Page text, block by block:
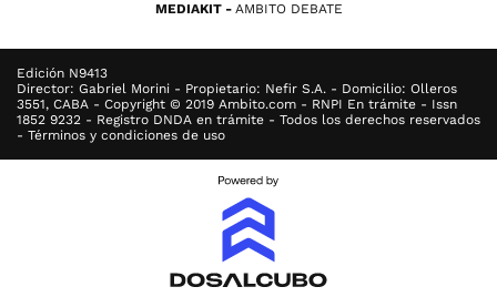
MEDIAKIT AMBITO DEBATE
Edición N9413
Director: Gabriel Morini - Propietario: Nefir S.A. - Domicilio: Olleros
3551, CABA - Copyright © 2019 Ambito.com - RNPI En trámite - Issn
1852 9232 - Registro DNDA en trámite - Todos los derechos reservados
- Términos y condiciones de uso